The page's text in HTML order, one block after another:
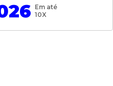
Em até
10X